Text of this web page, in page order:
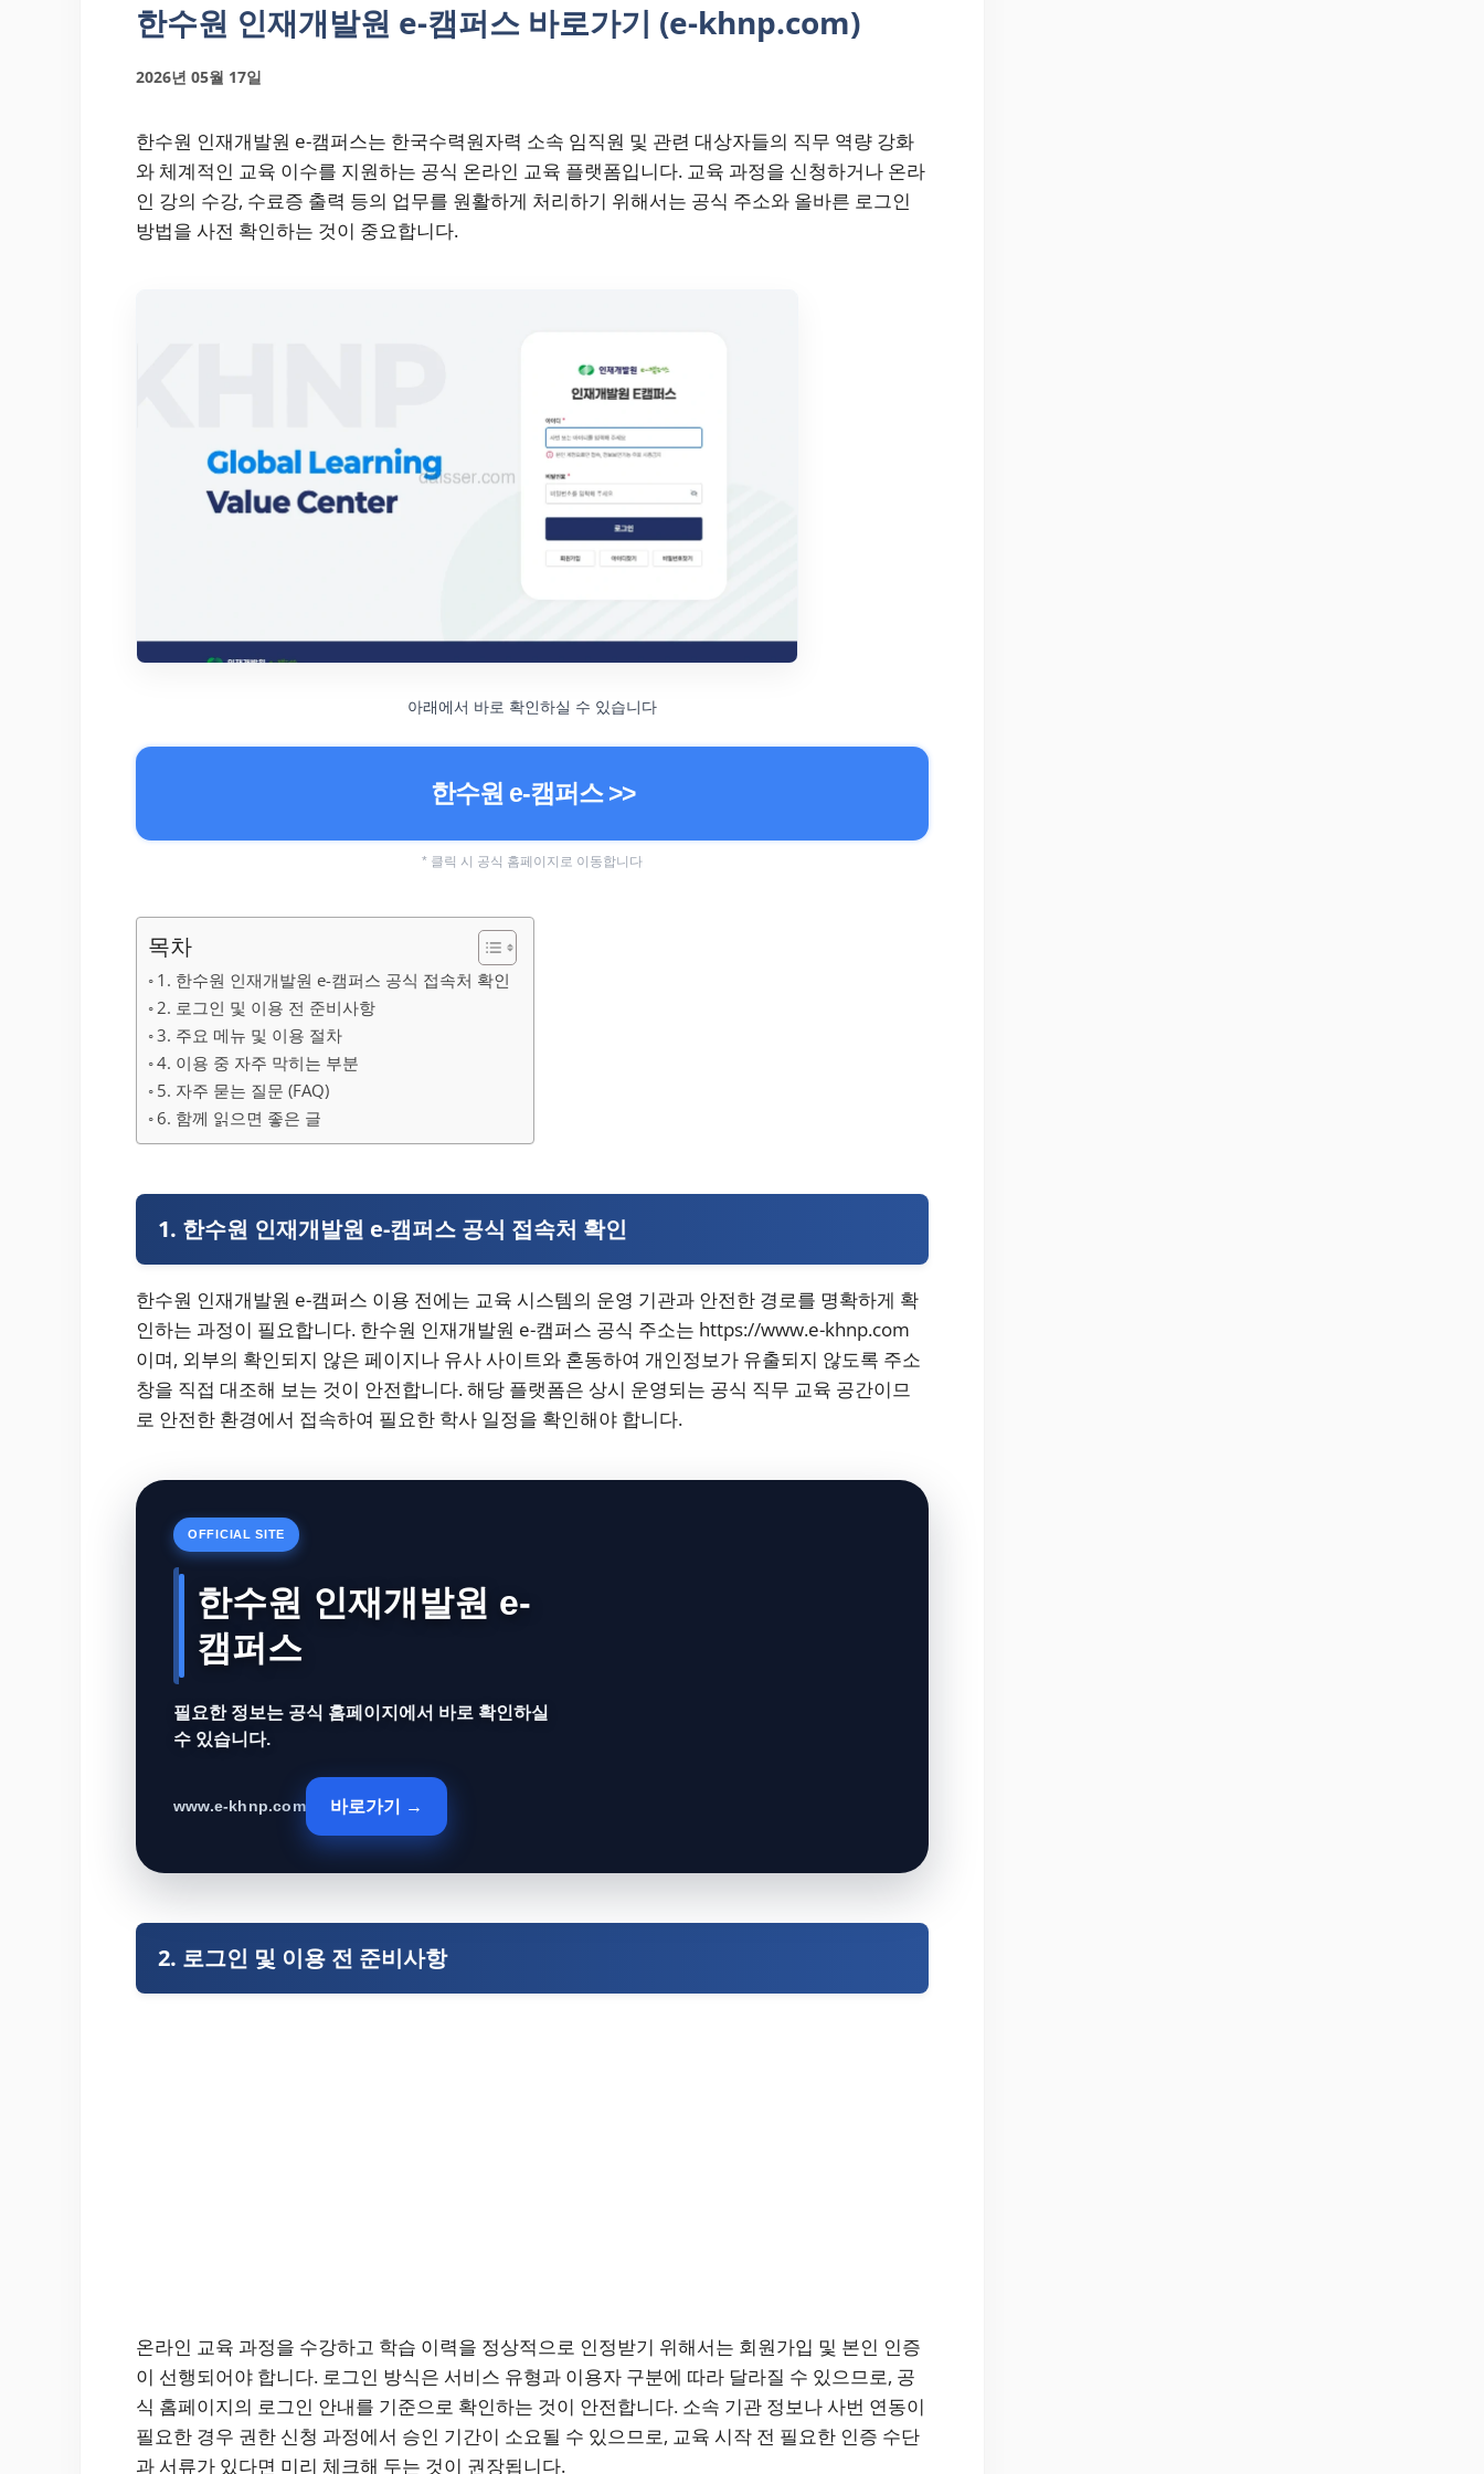
한수원 인재개발원 e-캠퍼스 바로가기 (e-khnp.com)
2026년 05월 17일
한수원 인재개발원 e-캠퍼스는 한국수력원자력 소속 임직원 및 관련 대상자들의 직무 역량 강화
와 체계적인 교육 이수를 지원하는 공식 온라인 교육 플랫폼입니다. 교육 과정을 신청하거나 온라
인 강의 수강, 수료증 출력 등의 업무를 원활하게 처리하기 위해서는 공식 주소와 올바른 로그인
방법을 사전 확인하는 것이 중요합니다.
아래에서 바로 확인하실 수 있습니다
한수원 e-캠퍼스 >>
* 클릭 시 공식 홈페이지로 이동합니다
목차
1. 한수원 인재개발원 e-캠퍼스 공식 접속처 확인
2. 로그인 및 이용 전 준비사항
3. 주요 메뉴 및 이용 절차
4. 이용 중 자주 막히는 부분
5. 자주 묻는 질문 (FAQ)
6. 함께 읽으면 좋은 글
1. 한수원 인재개발원 e-캠퍼스 공식 접속처 확인
한수원 인재개발원 e-캠퍼스 이용 전에는 교육 시스템의 운영 기관과 안전한 경로를 명확하게 확
인하는 과정이 필요합니다. 한수원 인재개발원 e-캠퍼스 공식 주소는 https://www.e-khnp.com
이며, 외부의 확인되지 않은 페이지나 유사 사이트와 혼동하여 개인정보가 유출되지 않도록 주소
창을 직접 대조해 보는 것이 안전합니다. 해당 플랫폼은 상시 운영되는 공식 직무 교육 공간이므
로 안전한 환경에서 접속하여 필요한 학사 일정을 확인해야 합니다.
OFFICIAL SITE
한수원 인재개발원 e-
캠퍼스
필요한 정보는 공식 홈페이지에서 바로 확인하실
수 있습니다.
www.e-khnp.com 바로가기 →
2. 로그인 및 이용 전 준비사항
온라인 교육 과정을 수강하고 학습 이력을 정상적으로 인정받기 위해서는 회원가입 및 본인 인증
이 선행되어야 합니다. 로그인 방식은 서비스 유형과 이용자 구분에 따라 달라질 수 있으므로, 공
식 홈페이지의 로그인 안내를 기준으로 확인하는 것이 안전합니다. 소속 기관 정보나 사번 연동이
필요한 경우 권한 신청 과정에서 승인 기간이 소요될 수 있으므로, 교육 시작 전 필요한 인증 수단
과 서류가 있다면 미리 체크해 두는 것이 권장됩니다.